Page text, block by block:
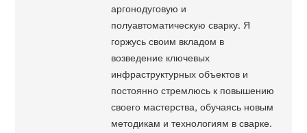
аргонодуговую и
полуавтоматическую сварку. Я
горжусь своим вкладом в
возведение ключевых
инфраструктурных объектов и
постоянно стремлюсь к повышению
своего мастерства, обучаясь новым
методикам и технологиям в сварке.